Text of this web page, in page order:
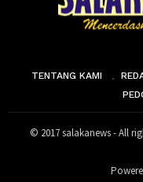
TENTANG KAMI
© 2017 salakanews - All